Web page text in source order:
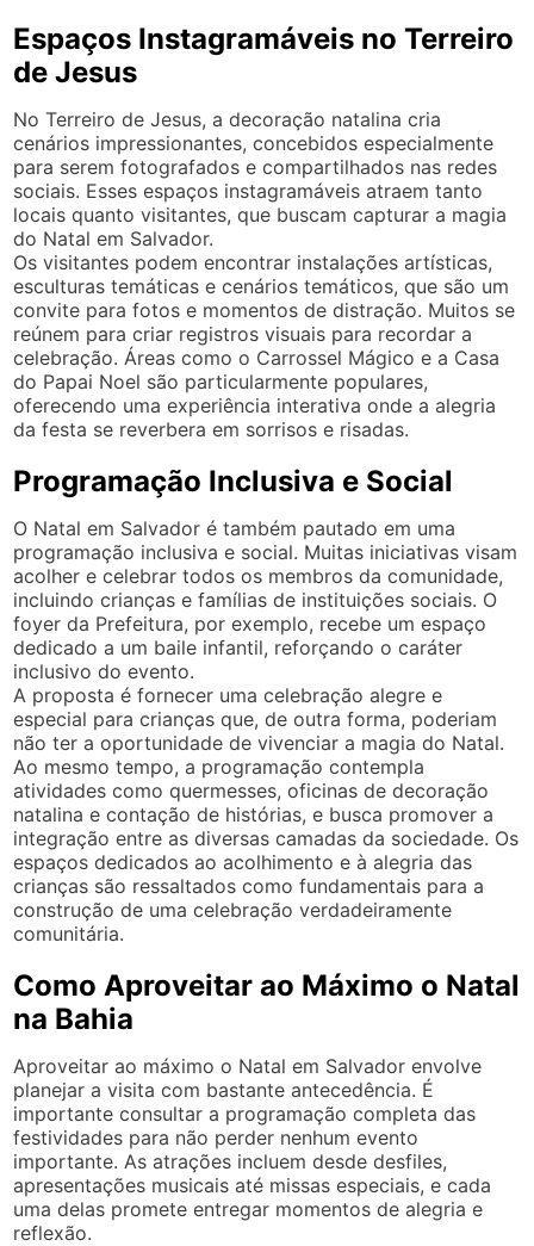
Espaços Instagramáveis no Terreiro
de Jesus
No Terreiro de Jesus, a decoração natalina cria
cenários impressionantes, concebidos especialmente
para serem fotografados e compartilhados nas redes
sociais. Esses espaços instagramáveis atraem tanto
locais quanto visitantes, que buscam capturar a magia
do Natal em Salvador.
Os visitantes podem encontrar instalações artísticas,
esculturas temáticas e cenários temáticos, que são um
convite para fotos e momentos de distração. Muitos se
reúnem para criar registros visuais para recordar a
celebração. Áreas como o Carrossel Mágico e a Casa
do Papai Noel são particularmente populares,
oferecendo uma experiência interativa onde a alegria
da festa se reverbera em sorrisos e risadas.
Programação Inclusiva e Social
O Natal em Salvador é também pautado em uma
programação inclusiva e social. Muitas iniciativas visam
acolher e celebrar todos os membros da comunidade,
incluindo crianças e famílias de instituições sociais. O
foyer da Prefeitura, por exemplo, recebe um espaço
dedicado a um baile infantil, reforçando o caráter
inclusivo do evento.
A proposta é fornecer uma celebração alegre e
especial para crianças que, de outra forma, poderiam
não ter a oportunidade de vivenciar a magia do Natal.
Ao mesmo tempo, a programação contempla
atividades como quermesses, oficinas de decoração
natalina e contação de histórias, e busca promover a
integração entre as diversas camadas da sociedade. Os
espaços dedicados ao acolhimento e à alegria das
crianças são ressaltados como fundamentais para a
construção de uma celebração verdadeiramente
comunitária.
Como Aproveitar ao Máximo o Natal
na Bahia
Aproveitar ao máximo o Natal em Salvador envolve
planejar a visita com bastante antecedência. É
importante consultar a programação completa das
festividades para não perder nenhum evento
importante. As atrações incluem desde desfiles,
apresentações musicais até missas especiais, e cada
uma delas promete entregar momentos de alegria e
reflexão.